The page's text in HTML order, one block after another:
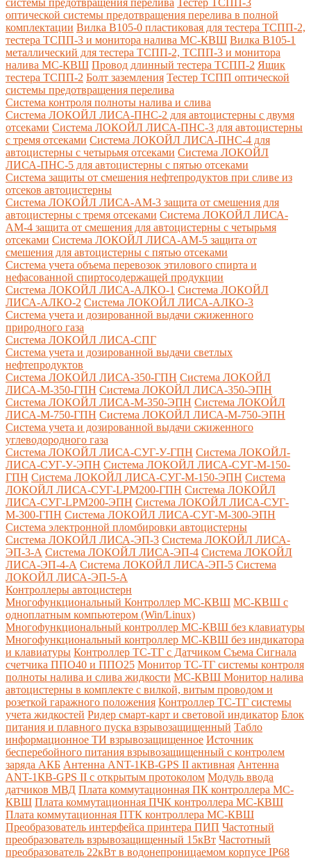
оптической системы предотвращения перелива в полной
комплектации Вилка В105-0 пластиковая для тестера ТСПП-2,
тестера ТСПП-3 и монитора налива МС-КВШ Вилка В105-1
металлический для тестера ТСПП-2, ТСПП-3 и монитора
налива МС-КВШ Провод длинный тестера ТСПП-2 Ящик
тестера ТСПП-2 Болт заземления Тестер ТСПП оптической
системы предотвращения перелива
Cистема контроля полноты налива и слива
Система ЛОКОЙЛ ЛИСА-ПНС-2 для автоцистерны с двумя
отсеками Система ЛОКОЙЛ ЛИСА-ПНС-3 для автоцистерны
с тремя отсеками Система ЛОКОЙЛ ЛИСА-ПНС-4 для
автоцистерны с четырьмя отсеками Система ЛОКОЙЛ
ЛИСА-ПНС-5 для автоцистерны с пятью отсеками
Система защиты от смешения нефтепродуктов при сливе из
отсеков автоцистерны
Система ЛОКОЙЛ ЛИСА-AM-3 защита от смешения для
автоцистерны с тремя отсеками Система ЛОКОЙЛ ЛИСА-
AM-4 защита от смешения для автоцистерны с четырьмя
отсеками Система ЛОКОЙЛ ЛИСА-AM-5 защита от
смешения для автоцистерны с пятью отсеками
Система учета объема перевозок этилового спирта и
нефасованной спиртосодержащей продукции
Система ЛОКОЙЛ ЛИСА-AЛКО-1 Система ЛОКОЙЛ
ЛИСА-АЛКО-2 Система ЛОКОЙЛ ЛИСА-АЛКО-3
Система учета и дозированной выдачи сжиженного
природного газа
Система ЛОКОЙЛ ЛИСА-СПГ
Система учета и дозированной выдачи светлых
нефтепродуктов
Система ЛОКОЙЛ ЛИСА-350-ГПН Система ЛОКОЙЛ
ЛИСА-М-350-ГПН Система ЛОКОЙЛ ЛИСА-350-ЭПН
Система ЛОКОЙЛ ЛИСА-М-350-ЭПН Система ЛОКОЙЛ
ЛИСА-М-750-ГПН Система ЛОКОЙЛ ЛИСА-М-750-ЭПН
Система учета и дозированной выдачи сжиженного
углеводородного газа
Система ЛОКОЙЛ ЛИСА-СУГ-У-ГПН Система ЛОКОЙЛ-
ЛИСА-СУГ-У-ЭПН Система ЛОКОЙЛ ЛИСА-СУГ-М-150-
ГПН Система ЛОКОЙЛ ЛИСА-СУГ-М-150-ЭПН Система
ЛОКОЙЛ ЛИСА-СУГ-LPM200-ГПН Система ЛОКОЙЛ
ЛИСА-СУГ-LPM200-ЭПН Система ЛОКОЙЛ ЛИСА-СУГ-
М-300-ГПН Система ЛОКОЙЛ ЛИСА-СУГ-М-300-ЭПН
Система электронной пломбировки автоцистерны
Система ЛОКОЙЛ ЛИСА-ЭП-3 Система ЛОКОЙЛ ЛИСА-
ЭП-3-А Система ЛОКОЙЛ ЛИСА-ЭП-4 Система ЛОКОЙЛ
ЛИСА-ЭП-4-А Система ЛОКОЙЛ ЛИСА-ЭП-5 Система
ЛОКОЙЛ ЛИСА-ЭП-5-А
Контроллеры автоцистерн
Многофункциональный Контроллер МС-КВШ МС-КВШ с
одноплатным компьютером (Win/Linux)
Многофункциональный контроллер МС-КВШ без клавиатуры
Многофункциональный контроллер МС-КВШ без индикатора
и клавиатуры Контроллер ТС-ТГ с Датчиком Съема Сигнала
счетчика ППО40 и ППО25 Монитор ТС-ТГ системы контроля
полноты налива и слива жидкости МС-КВШ Монитор налива
автоцистерны в комплекте с вилкой, витым проводом и
розеткой гаражного положения Контроллер ТС-ТГ системы
учета жидкостей Ридер смарт-карт и световой индикатор Блок
питания и плавного пуска взрывозащищенный Табло
информационное ТИ взрывозащищенное Источник
бесперебойного питания взрывозащищенный с контролем
заряда АКБ Антенна ANT-1КВ-GPS II активная Антенна
ANT-1КВ-GPS II с открытым протоколом Модуль ввода
датчиков МВД Плата коммутационная ПК контроллера МС-
КВШ Плата коммутационная ПЧК контроллера МС-КВШ
Плата коммутационная ПТК контроллера МС-КВШ
Преобразователь интерфейса принтера ПИП Частотный
преобразователь взрывозащищенный 15кВт Частотный
преобразователь 22кВт в водонепроницаемом корпусе IP68